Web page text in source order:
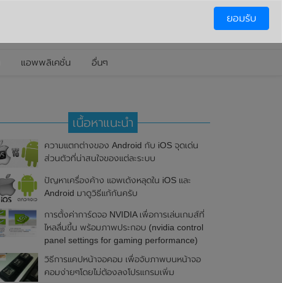
แอพพลิเคชั่น อื่นๆ
เนื้อหาแนะนำ
ความแตกต่างของ Android กับ iOS จุดเด่น
ส่วนตัวที่น่าสนใจของแต่ละระบบ
ปัญหาเครื่องค้าง แอพเด้งหลุดใน iOS และ
Android มาดูวิธีแก้กันครับ
การตั้งค่าการ์ดจอ NVIDIA เพื่อการเล่นเกมส์ที่
ไหลลื่นขึ้น พร้อมภาพประกอบ (nvidia control
panel settings for gaming performance)
วิธีการแคปหน้าจอคอม เพื่อจับภาพบนหน้าจอ
คอมง่ายๆโดยไม่ต้องลงโปรแกรมเพิ่ม
ยอมรับ